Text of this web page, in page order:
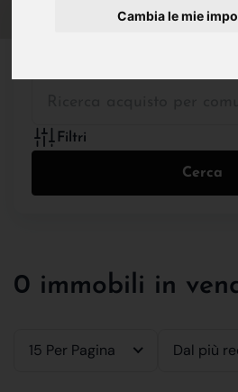
Cambia le mie
Filtri
Cerca
0 immobili in
15 Per Pagina Dal più